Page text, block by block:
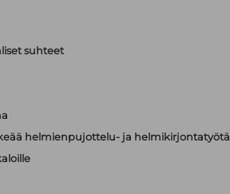
suhteet
helmienpujottelu- ja helmikirjontatyötä